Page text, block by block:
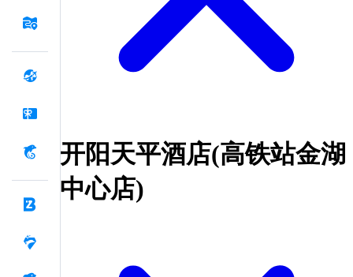
开阳天平酒店(高铁站金湖
中心店)